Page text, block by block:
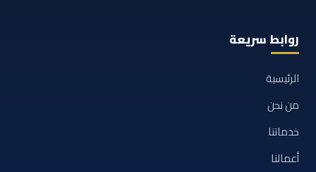
روابط سريعة
الرئيسية
من نحن
خدماتنا
أعمالنا